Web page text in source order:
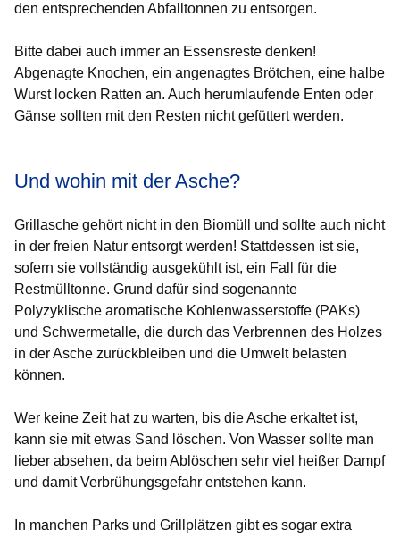
den entsprechenden Abfalltonnen zu entsorgen.
Bitte dabei auch immer an Essensreste denken!
Abgenagte Knochen, ein angenagtes Brötchen, eine halbe
Wurst locken Ratten an. Auch herumlaufende Enten oder
Gänse sollten mit den Resten nicht gefüttert werden.
Und wohin mit der Asche?
Grillasche gehört nicht in den Biomüll und sollte auch nicht
in der freien Natur entsorgt werden! Stattdessen ist sie,
sofern sie vollständig ausgekühlt ist, ein Fall für die
Restmülltonne. Grund dafür sind sogenannte
Polyzyklische aromatische Kohlenwasserstoffe (PAKs)
und Schwermetalle, die durch das Verbrennen des Holzes
in der Asche zurückbleiben und die Umwelt belasten
können.
Wer keine Zeit hat zu warten, bis die Asche erkaltet ist,
kann sie mit etwas Sand löschen. Von Wasser sollte man
lieber absehen, da beim Ablöschen sehr viel heißer Dampf
und damit Verbrühungsgefahr entstehen kann.
In manchen Parks und Grillplätzen gibt es sogar extra